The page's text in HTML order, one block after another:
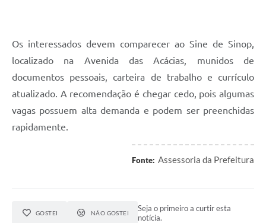
Os interessados devem comparecer ao Sine de Sinop,
localizado na Avenida das Acácias, munidos de
documentos pessoais, carteira de trabalho e currículo
atualizado. A recomendação é chegar cedo, pois algumas
vagas possuem alta demanda e podem ser preenchidas
rapidamente.
Fonte: Assessoria da Prefeitura
GOSTEI NÃO GOSTEI
Seja o primeiro a curtir esta
notícia.